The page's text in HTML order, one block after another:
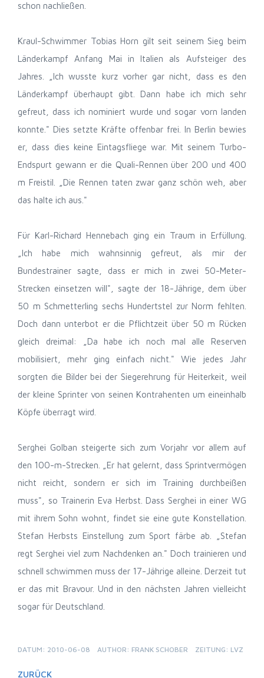
schon nachließen.
Kraul-Schwimmer Tobias Horn gilt seit seinem Sieg beim
Länderkampf Anfang Mai in Italien als Aufsteiger des
Jahres. „Ich wusste kurz vorher gar nicht, dass es den
Länderkampf überhaupt gibt. Dann habe ich mich sehr
gefreut, dass ich nominiert wurde und sogar vorn landen
konnte." Dies setzte Kräfte offenbar frei. In Berlin bewies
er, dass dies keine Eintagsfliege war. Mit seinem Turbo-
Endspurt gewann er die Quali-Rennen über 200 und 400
m Freistil. „Die Rennen taten zwar ganz schön weh, aber
das halte ich aus."
Für Karl-Richard Hennebach ging ein Traum in Erfüllung.
„Ich habe mich wahnsinnig gefreut, als mir der
Bundestrainer sagte, dass er mich in zwei 50-Meter-
Strecken einsetzen will", sagte der 18-Jährige, dem über
50 m Schmetterling sechs Hundertstel zur Norm fehlten.
Doch dann unterbot er die Pflichtzeit über 50 m Rücken
gleich dreimal: „Da habe ich noch mal alle Reserven
mobilisiert, mehr ging einfach nicht." Wie jedes Jahr
sorgten die Bilder bei der Siegerehrung für Heiterkeit, weil
der kleine Sprinter von seinen Kontrahenten um eineinhalb
Köpfe überragt wird.
Serghei Golban steigerte sich zum Vorjahr vor allem auf
den 100-m-Strecken. „Er hat gelernt, dass Sprintvermögen
nicht reicht, sondern er sich im Training durchbeißen
muss", so Trainerin Eva Herbst. Dass Serghei in einer WG
mit ihrem Sohn wohnt, findet sie eine gute Konstellation.
Stefan Herbsts Einstellung zum Sport färbe ab. „Stefan
regt Serghei viel zum Nachdenken an." Doch trainieren und
schnell schwimmen muss der 17-Jährige alleine. Derzeit tut
er das mit Bravour. Und in den nächsten Jahren vielleicht
sogar für Deutschland.
DATUM: 2010-06-08 AUTHOR: FRANK SCHOBER ZEITUNG: LVZ
ZURÜCK